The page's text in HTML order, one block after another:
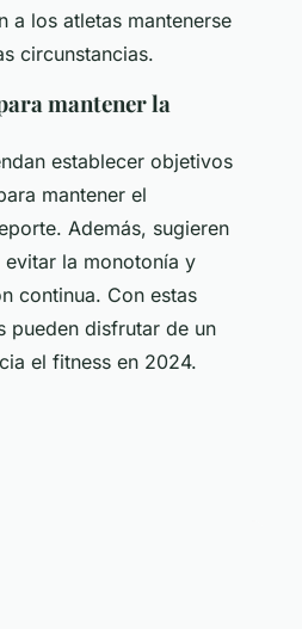
a los atletas mantenerse
circunstancias.
mantener la
establecer objetivos
mantener el
Además, sugieren
la monotonía y
continua. Con estas
pueden disfrutar de un
el fitness en 2024.